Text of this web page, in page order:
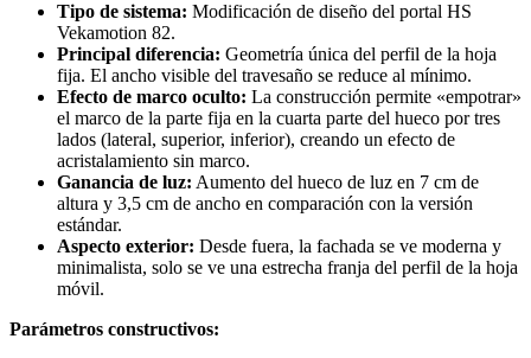
Tipo de sistema: Modificación de diseño del portal HS
Vekamotion 82.
Principal diferencia: Geometría única del perfil de la hoja
fija. El ancho visible del travesaño se reduce al mínimo.
Efecto de marco oculto: La construcción permite «empotrar»
el marco de la parte fija en la cuarta parte del hueco por tres
lados (lateral, superior, inferior), creando un efecto de
acristalamiento sin marco.
Ganancia de luz: Aumento del hueco de luz en 7 cm de
altura y 3,5 cm de ancho en comparación con la versión
estándar.
Aspecto exterior: Desde fuera, la fachada se ve moderna y
minimalista, solo se ve una estrecha franja del perfil de la hoja
móvil.
Parámetros constructivos: